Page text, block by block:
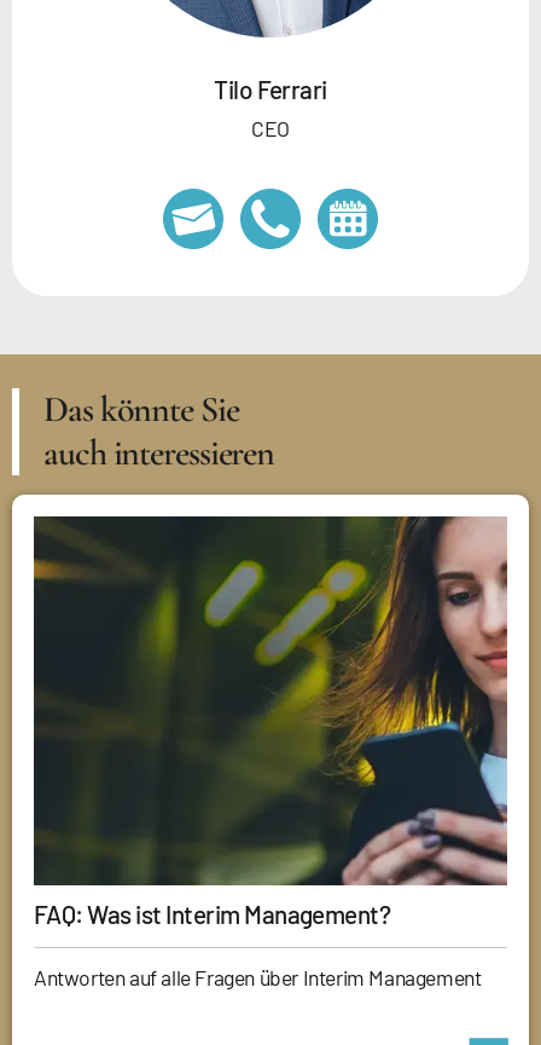
Tilo Ferrari
CEO
Das könnte Sie
auch interessieren
FAQ: Was ist Interim Management?
Antworten auf alle Fragen über Interim Management